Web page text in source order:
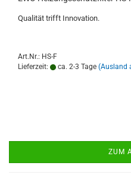
Qualität trifft Innovation.
Art.Nr.: HS-F
Lieferzeit:
ca. 2-3 Tage (Ausland
ZUM